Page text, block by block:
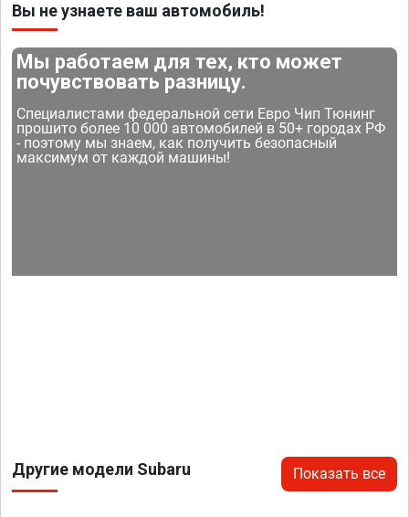
Вы не узнаете ваш автомобиль!
Мы работаем для тех, кто может
почувствовать разницу.
Специалистами федеральной сети Евро Чип Тюнинг
прошито более 10 000 автомобилей в 50+ городах РФ
- поэтому мы знаем, как получить безопасный
максимум от каждой машины!
Другие модели Subaru Показать все